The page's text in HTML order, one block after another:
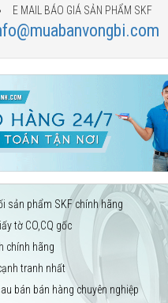
E MAIL BÁO GIÁ SẢN PHẨM SKF
sản phẩm SKF chính hãng
tờ CO,CQ gốc
chính hãng
tranh nhất
bán bán hàng chuyên nghiệp